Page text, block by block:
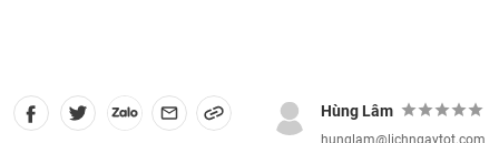
Hùng Lâm
hunglam@lichngaytot.com